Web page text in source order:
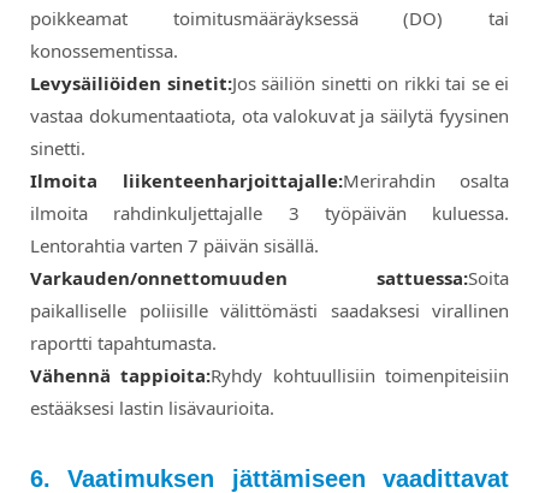
poikkeamat toimitusmääräyksessä (DO) tai
konossementissa.
Levysäiliöiden sinetit:Jos säiliön sinetti on rikki tai se ei
vastaa dokumentaatiota, ota valokuvat ja säilytä fyysinen
sinetti.
Ilmoita liikenteenharjoittajalle:Merirahdin osalta
ilmoita rahdinkuljettajalle 3 työpäivän kuluessa.
Lentorahtia varten 7 päivän sisällä.
Varkauden/onnettomuuden sattuessa:Soita
paikalliselle poliisille välittömästi saadaksesi virallinen
raportti tapahtumasta.
Vähennä tappioita:Ryhdy kohtuullisiin toimenpiteisiin
estääksesi lastin lisävaurioita.
6. Vaatimuksen jättämiseen vaadittavat